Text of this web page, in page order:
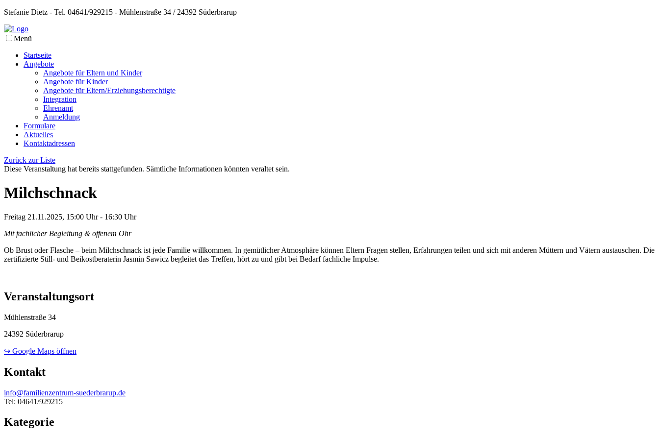
Stefanie Dietz - Tel. 04641/929215 - Mühlenstraße 34 / 24392 Süderbrarup
Menü
Startseite
Angebote
Angebote für Eltern und Kinder
Angebote für Kinder
Angebote für Eltern/Erziehungsberechtigte
Integration
Ehrenamt
Anmeldung
Formulare
Aktuelles
Kontaktadressen
Zurück zur Liste
Diese Veranstaltung hat bereits stattgefunden. Sämtliche Informationen könnten veraltet sein.
Milchschnack
Freitag 21.11.2025, 15:00 Uhr - 16:30 Uhr
Mit fachlicher Begleitung & offenem Ohr
Ob Brust oder Flasche – beim Milchschnack ist jede Familie willkommen. In gemütlicher Atmosphäre können Eltern Fragen stellen, Erfahrungen teilen und sich mit anderen Müttern und Vätern austauschen. Die
zertifizierte Still- und Beikostberaterin Jasmin Sawicz begleitet das Treffen, hört zu und gibt bei Bedarf fachliche Impulse.
Veranstaltungsort
Mühlenstraße 34
24392 Süderbrarup
↪ Google Maps öffnen
Kontakt
info@familienzentrum-suederbrarup.de
Tel: 04641/929215
Kategorie